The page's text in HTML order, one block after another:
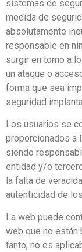
sistemas de
medida de
absolutamente
responsable en
surgir en torno a
un ataque o
forma que sea
seguridad
Los usuarios se
proporcionados a
siendo
entidad y/o
la falta de
autenticidad de
La web puede
web que no están
tanto, no es